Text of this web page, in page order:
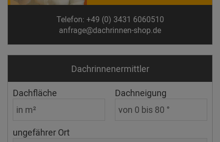
Telefon: +49 (0) 3431 6060510
anfrage@dachrinnen-shop.de
Dachrinnen­ermittler
Dachfläche Dachneigung
ungefährer Ort